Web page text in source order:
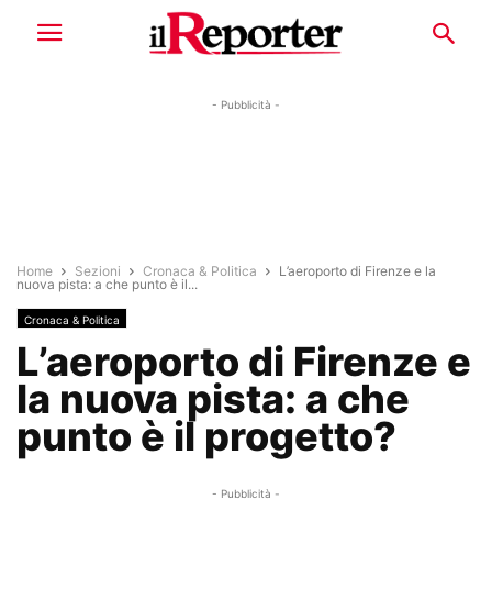
- Pubblicità -
Home Sezioni Cronaca & Politica
L’aeroporto di Firenze e la
nuova pista: a che punto è il...
Cronaca & Politica
L’aeroporto di Firenze e
la nuova pista: a che
punto è il progetto?
- Pubblicità -